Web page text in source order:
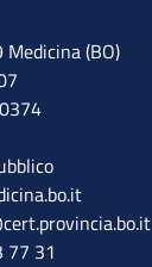
(BO)
77 31